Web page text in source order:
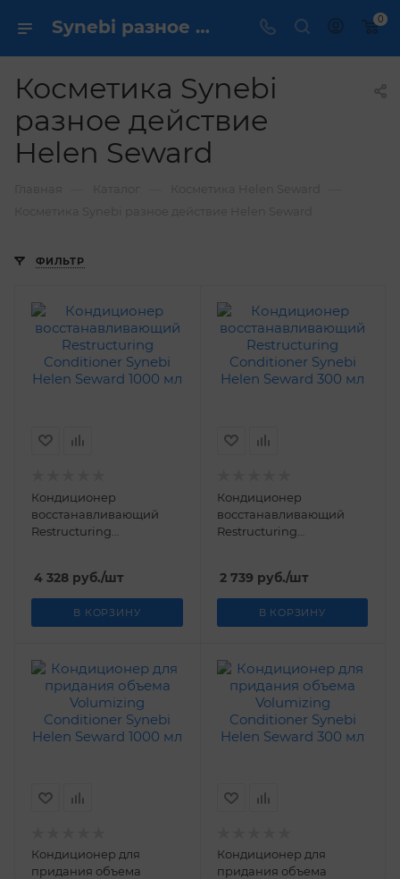
Synebi разное действие Helen Seward ✔️ купить выгодно 0
Косметика Synebi
разное действие
Helen Seward
ФИЛЬТР
Кондиционер
восстанавливающий
Restructuring
4 328 руб./шт
В КОРЗИНУ
Кондиционер
восстанавливающий
Restructuring
2 739 руб./шт
В КОРЗИНУ
Кондиционер для
придания объема
Кондиционер для
придания объема